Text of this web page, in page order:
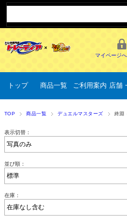
マイページ
トップ 商品一覧 ご利用案内 店舗
TOP 商品一覧 デュエルマスターズ 終淵
表示切替：
並び順：
在庫：